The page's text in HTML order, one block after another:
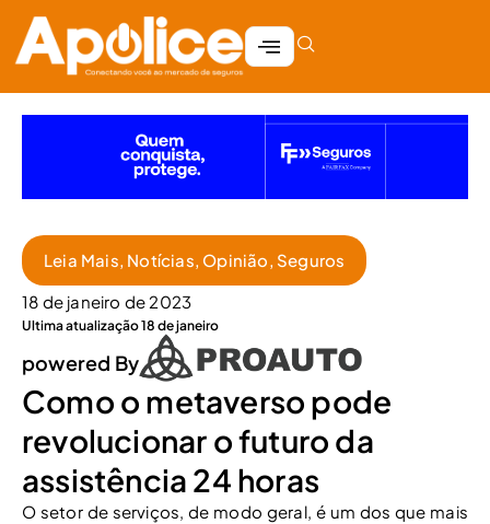
Leia Mais, Notícias, Opinião, Seguros
18 de janeiro de 2023
Ultima atualização 18 de janeiro
powered By
Como o metaverso pode
revolucionar o futuro da
assistência 24 horas
O setor de serviços, de modo geral, é um dos que mais